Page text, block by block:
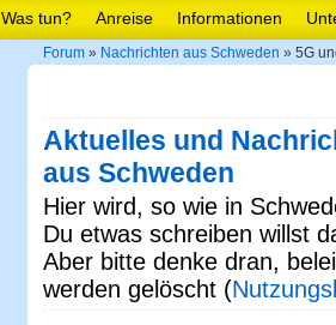
Was tun? Anreise Informationen
Forum » Nachrichten aus Schweden » 5G
Aktuelles und
aus Schweden
Hier wird, so wie in
Du etwas schreiben willst
Aber bitte denke dran,
werden gelöscht (